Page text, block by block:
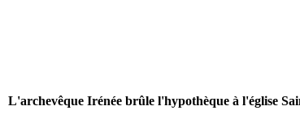
L'archevêque Irénée brûle l'hypothèque à l'église